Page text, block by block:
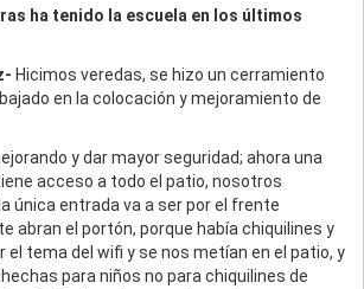
ha tenido la escuela en los últimos
Hicimos veredas, se hizo un cerramiento
en la colocación y mejoramiento de
y dar mayor seguridad; ahora una
acceso a todo el patio, nosotros
única entrada va a ser por el frente
abran el portón, porque había chiquilines y
el tema del wifi y se nos metían en el patio, y
para niños no para chiquilines de